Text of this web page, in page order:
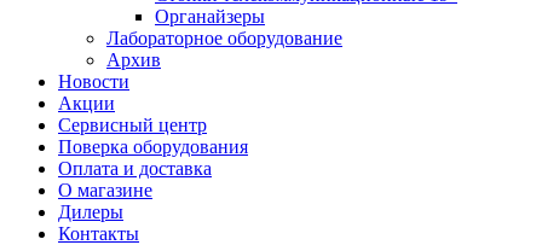
Органайзеры
Лабораторное оборудование
Архив
Новости
Акции
Сервисный центр
Поверка оборудования
Оплата и доставка
О магазине
Дилеры
Контакты